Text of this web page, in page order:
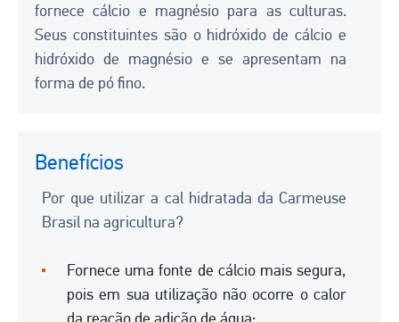
fornece cálcio e magnésio para as culturas.
Seus constituintes são o hidróxido de cálcio e
hidróxido de magnésio e se apresentam na
forma de pó fino.
Benefícios
Por que utilizar a cal hidratada da Carmeuse
Brasil na agricultura?
Fornece uma fonte de cálcio mais segura,
pois em sua utilização não ocorre o calor